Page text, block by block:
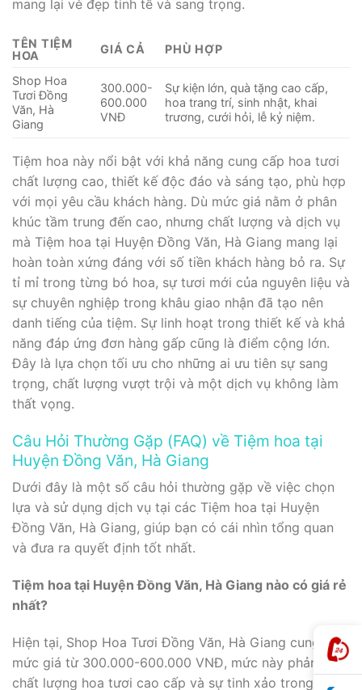
mang lại vẻ đẹp tinh tế và sang trọng.
TÊN TIỆM
HOA
GIÁ CẢ PHÙ HỢP
Shop Hoa
Tươi Đồng
Văn, Hà
Giang
300.000-
600.000
VNĐ
Sự kiện lớn, quà tặng cao cấp,
hoa trang trí, sinh nhật, khai
trương, cưới hỏi, lễ kỷ niệm.
Tiệm hoa này nổi bật với khả năng cung cấp hoa tươi
chất lượng cao, thiết kế độc đáo và sáng tạo, phù hợp
với mọi yêu cầu khách hàng. Dù mức giá nằm ở phân
khúc tầm trung đến cao, nhưng chất lượng và dịch vụ
mà Tiệm hoa tại Huyện Đồng Văn, Hà Giang mang lại
hoàn toàn xứng đáng với số tiền khách hàng bỏ ra. Sự
tỉ mỉ trong từng bó hoa, sự tươi mới của nguyên liệu và
sự chuyên nghiệp trong khâu giao nhận đã tạo nên
danh tiếng của tiệm. Sự linh hoạt trong thiết kế và khả
năng đáp ứng đơn hàng gấp cũng là điểm cộng lớn.
Đây là lựa chọn tối ưu cho những ai ưu tiên sự sang
trọng, chất lượng vượt trội và một dịch vụ không làm
thất vọng.
Câu Hỏi Thường Gặp (FAQ) về Tiệm hoa tại
Huyện Đồng Văn, Hà Giang
Dưới đây là một số câu hỏi thường gặp về việc chọn
lựa và sử dụng dịch vụ tại các Tiệm hoa tại Huyện
Đồng Văn, Hà Giang, giúp bạn có cái nhìn tổng quan
và đưa ra quyết định tốt nhất.
Tiệm hoa tại Huyện Đồng Văn, Hà Giang nào có giá rẻ
nhất?
Hiện tại, Shop Hoa Tươi Đồng Văn, Hà Giang cung cấp
mức giá từ 300.000-600.000 VNĐ, mức này phản ánh
chất lượng hoa tươi cao cấp và sự tinh xảo trong thiết